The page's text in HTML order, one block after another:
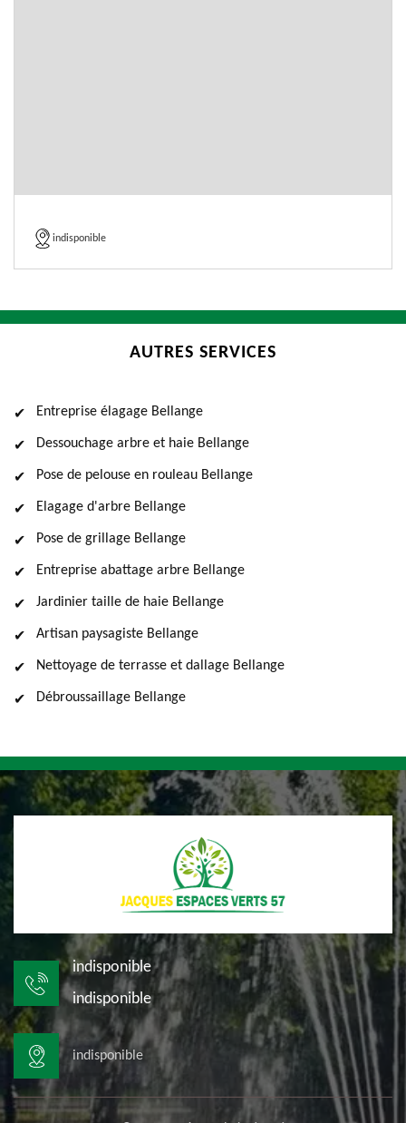
indisponible
AUTRES SERVICES
Entreprise élagage Bellange
Dessouchage arbre et haie Bellange
Pose de pelouse en rouleau Bellange
Elagage d'arbre Bellange
Pose de grillage Bellange
Entreprise abattage arbre Bellange
Jardinier taille de haie Bellange
Artisan paysagiste Bellange
Nettoyage de terrasse et dallage Bellange
Débroussaillage Bellange
indisponible
indisponible
indisponible